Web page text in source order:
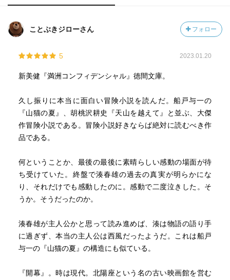
ことぶきジローさん フォロー
5 2023.01.20
新美健『満洲コンフィデンシャル』徳間文庫。
久し振りに本当に面白い冒険小説を読んだ。船戸与一の
『山猫の夏』、胡桃沢耕史『天山を越えて』と並ぶ、大傑
作冒険小説である。冒険小説好きならば絶対に読むべき作
品である。
何ということか、最後の最後に素晴らしい感動の場面が待
ち受けていた。終盤で湊春雄の過去の真実が明らかにな
り、それだけでも感動したのに。感動で二度泣きした。そ
うか。そうだったのか。
湊春雄が主人公かと思って読み進めば、湊は物語の語り手
に過ぎず、本当の主人公は西風だったようだ。これは船戸
与一の『山猫の夏』の構造にも似ている。
『開幕』。時は現代。北陽座という名の古い映画館を営む